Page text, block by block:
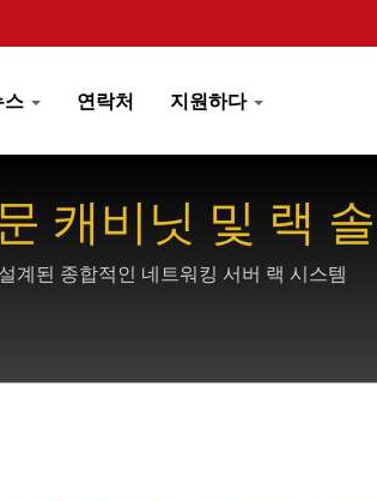
스 연락처 지원하다
캐비닛 및 랙
계된 종합적인 네트워킹 서버 랙 시스템